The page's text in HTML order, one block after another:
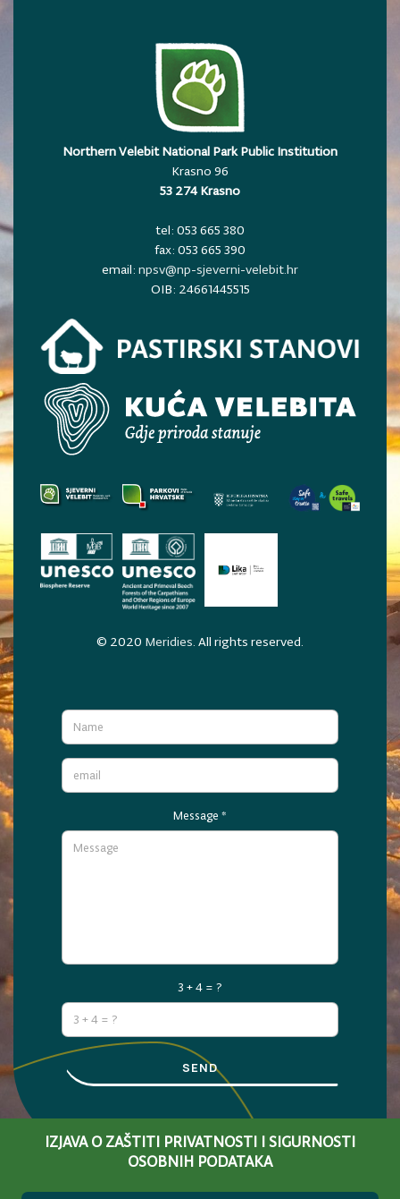
Northern Velebit National Park Public Institution
Krasno 96
53 274 Krasno
tel: 053 665 380
fax: 053 665 390
email: npsv@np-sjeverni-velebit.hr
OIB: 24661445515
© 2020 Meridies. All rights reserved.
Message *
3 + 4 = ?
SEND
IZJAVA O ZAŠTITI PRIVATNOSTI I SIGURNOSTI
OSOBNIH PODATAKA